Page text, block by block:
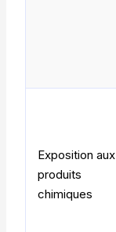
Exposition aux
produits
chimiques